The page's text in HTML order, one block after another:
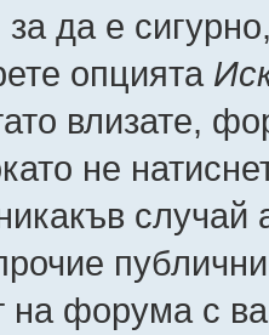
да е
опцията
влизате,
не
случай
на форума с